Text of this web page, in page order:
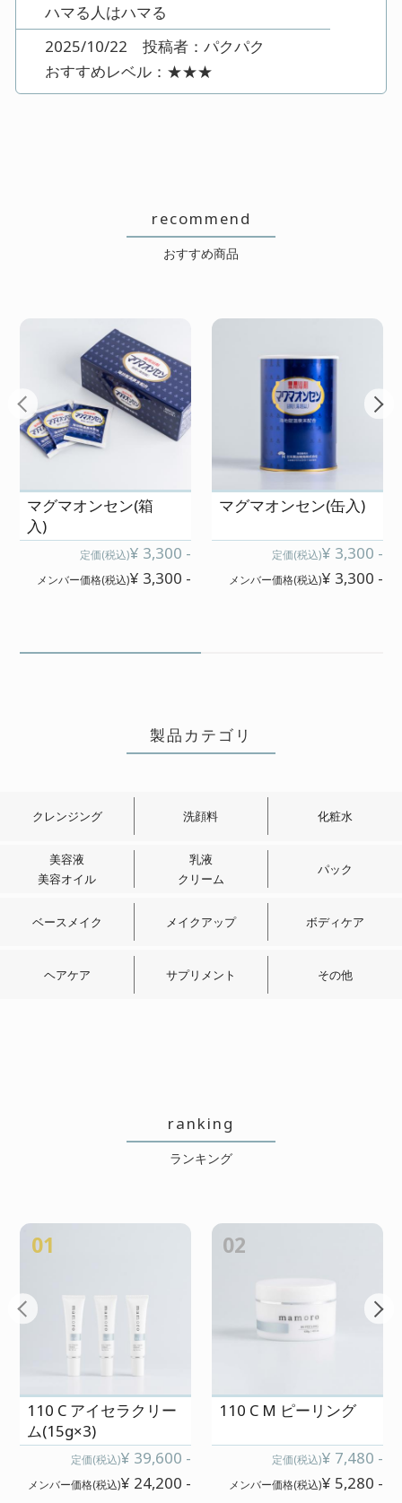
ハマる人はハマる
2025/10/22 投稿者：パクパク
おすすめレベル： ★★★
2024/11/29 投稿者：ふーちゃん
おすすめレベル：
昨年から愛用しています🥰
芯からポカポカして寒い日も気持ち
よく快眠できるのが気に入っていま
す。
はマグマね!と使い分けを指示されて
います😂
2022/10/15 投稿者：BIGMAMA
スされてるなぁと感じます。
からだの中からじんわりと温まるの
とても気にいっていますが、10袋し
かはいっていないので、もう少し大
きいサイズが
あればいいなぁと思います🛁
においに癒されます!
黄色っぽい色がでるので鬼滅の善逸
のおふろ〜♪といって喜んでくれてい
しの時間になっています(╹◡╹)じんわ
お湯がなめらか?になるので肌の弱い
子供たちにもよさそうです!
recommend
おすすめ商品
マグマオンセン(箱
入)
定価(税込)¥ 3,300 -
メンバー価格(税込)¥ 3,300 -
マグマオンセン(缶入)
定価(税込)¥ 3,300 -
メンバー価格(税込)¥ 3,300 -
製品カテゴリ
クレンジング 洗顔料 化粧水
美容液
美容オイル
乳液
クリーム
パック
ベースメイク メイクアップ ボディケア
ヘアケア サプリメント その他
ranking
ランキング
01
110 C アイセラクリー
ム(15g×3)
定価(税込)¥ 39,600 -
メンバー価格(税込)¥ 24,200 -
02
110 C M ピーリング
定価(税込)¥ 7,480 -
メンバー価格(税込)¥ 5,280 -